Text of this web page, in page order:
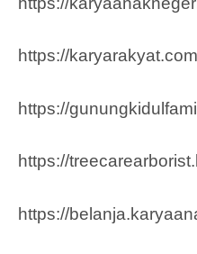
https://
https://
https://
https://